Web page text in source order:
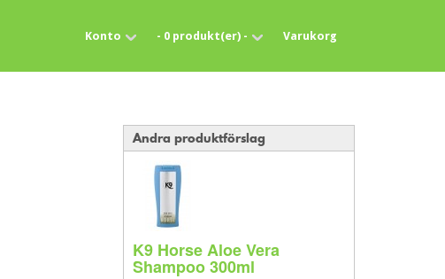
Konto - 0 produkt(er) - Varukorg
Andra produktförslag
K9 Horse Aloe Vera
Shampoo 300ml